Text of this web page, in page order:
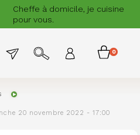
Cheffe à domicile, je cuisine
pour vous.
SUIVANT
Menu
permanent
Menu
de
0
20 novembre 2022 - 17:00